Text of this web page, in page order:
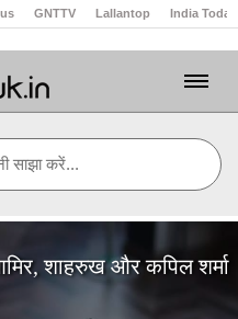
GNTTV Lallantop India Today
साझा करें...
शाहरुख और कपिल शर्मा